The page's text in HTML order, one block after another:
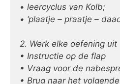
• leercyclus van Kolb;
• ‘plaatje – praatje –
2. Werk elke oefening uit
• Instructie op de flap
• Vraag voor de
• Brug naar het